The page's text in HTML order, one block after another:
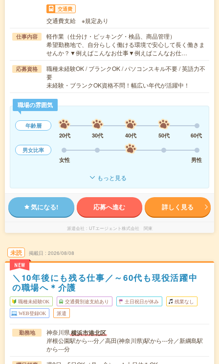
交通費
交通費支給 ※規定あり
仕事内容
軽作業（仕分け・ピッキング・検品、商品管理）
希望勤務地で、自分らしく働ける環境で安心して長く働きま
せんか？▼例えばこんなお仕事▼例えばこんなお仕…
応募資格
職種未経験OK / ブランクOK / パソコンスキル不要 / 英語力不
要
未経験・ブランクOK資格不問！幅広い年代が活躍中！
職場の雰囲気
年齢層
20代
30代 40代 50代
60代
男女比率
女性
男性
もっと見る
気になる! 応募へ進む 詳しく見る
派遣会社 UTエージェント株式会社 関東
未読
NEW
掲載日 2026/08/08
＼10年後にも残る仕事／～60代も現役活躍中
の職場へ＊介護
職種未経験OK 交通費別途支給あり 土日祝日が休み 残業なし
WEB登録OK 派遣
勤務地 神奈川県横浜市港北区
岸根公園駅から---分／高田(神奈川県)駅から---分／新綱島駅
から---分